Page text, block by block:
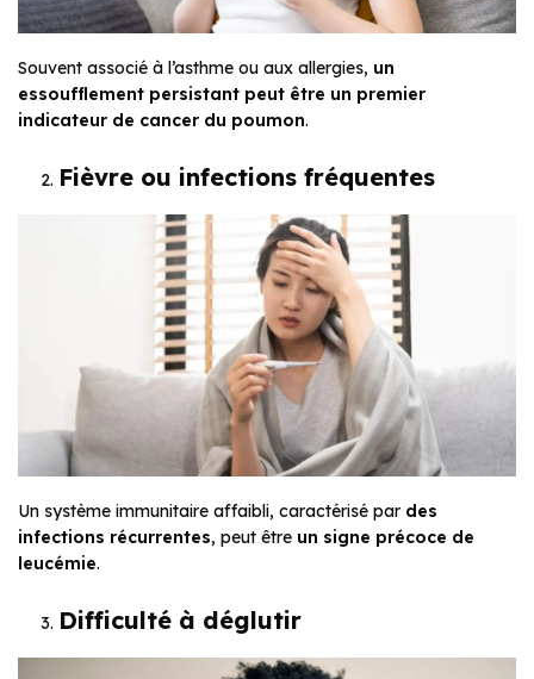
Souvent associé à l’asthme ou aux allergies, un
essoufflement persistant peut être un premier
indicateur de cancer du poumon.
Fièvre ou infections fréquentes
Un système immunitaire affaibli, caractérisé par des
infections récurrentes, peut être un signe précoce de
leucémie.
Difficulté à déglutir